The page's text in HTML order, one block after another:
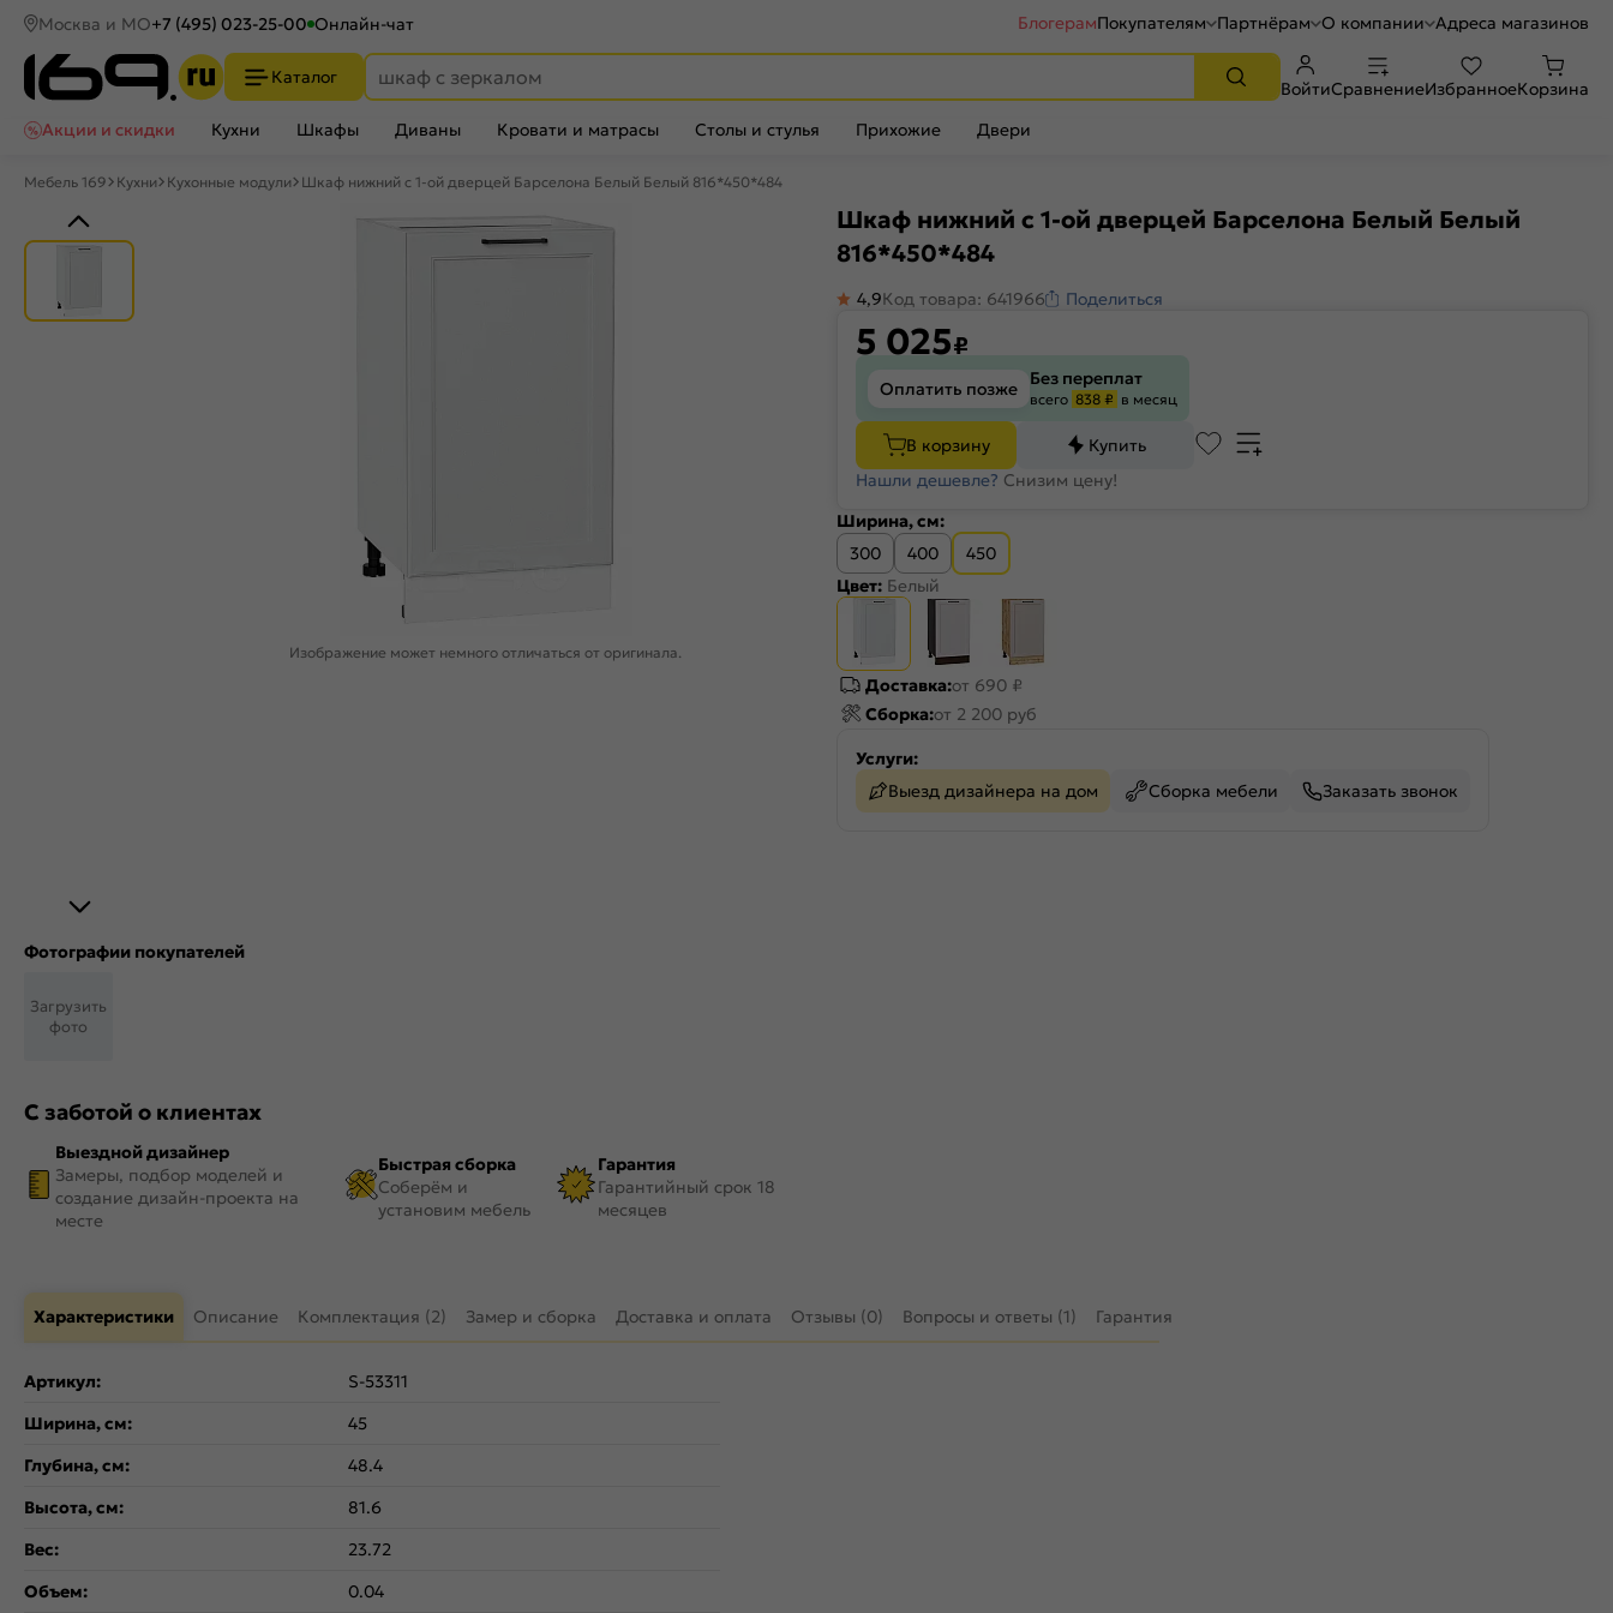
Москва и МО+7 (495) 023-25-00 Онлайн-чат БлогерамПокупателям Партнёрам О компании Адреса магазинов
Каталог
ВойтиСравнениеИзбранноеКорзина
Акции и скидки
Кухни Шкафы Диваны Кровати и матрасы Столы и стулья Прихожие Двери
Мебель 169 Кухни Кухонные модули Шкаф нижний с 1-ой дверцей Барселона Белый Белый 816*450*484
Изображение может немного отличаться от оригинала.
Фотографии покупателей
Загрузить
фото
С заботой о клиентах
Выездной дизайнер
Замеры, подбор моделей и
создание дизайн-проекта на
месте
Быстрая сборка
Соберём и
установим мебель
Гарантия
Гарантийный срок 18
месяцев
Шкаф нижний с 1-ой дверцей Барселона Белый Белый
816*450*484
4,9Код товара: 641966 Поделиться
5 025₽
Оплатить позже Без переплат
всего 838 ₽ в месяц
В корзину
Купить
Нашли дешевле? Снизим цену!
Ширина, см:
300
400
450
Цвет: Белый
Доставка:от 690 ₽
Сборка:от 2 200 руб
Услуги:
Выезд дизайнера на дом
Сборка мебели Заказать звонок
Характеристики Описание Комплектация (2) Замер и сборка Доставка и оплата Отзывы (0) Вопросы и ответы (1) Гарантия
Артикул:
S-53311
Ширина, см:
45
Глубина, см:
48.4
Высота, см:
81.6
Вес:
23.72
Объем:
0.04